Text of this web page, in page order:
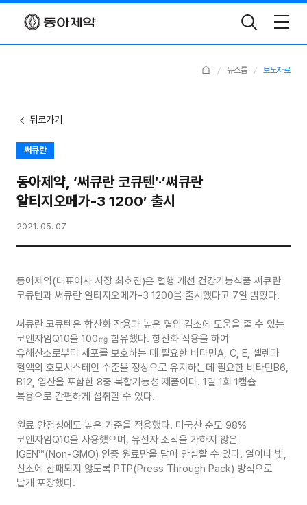
Toggle
Search
Home 뉴스룸 보도자료
뒤로가기
써큐란
동아제약, ‘써큐란 코큐텐’·’써큐란
알티지오메가-3 1200’ 출시
2021. 05. 07
동아제약(대표이사 사장 최호진)은 혈행 개선 건강기능식품 써큐란
코큐텐과 써큐란 알티지오메가-3 1200을 출시했다고 7일 밝혔다.
써큐란 코큐텐은 항산화 작용과 높은 혈압 감소에 도움을 줄 수 있는
코엔자임Q10을 100㎎ 함유했다. 항산화 작용을 하여
유해산소로부터 세포를 보호하는 데 필요한 비타민A, C, E, 셀렌과
혈액의 호모시스테인 수준을 정상으로 유지하는데 필요한 비타민B6,
B12, 엽산을 포함한 8중 복합기능성 제품이다. 1일 1회 1캡슐
복용으로 간편하게 섭취할 수 있다.
원료 안전성에도 높은 기준을 적용했다. 미국산 순도 98%
코엔자임Q10을 사용했으며, 유전자 조작을 가하지 않은
IGEN™(Non-GMO) 인증 원료만을 담아 안심할 수 있다. 열이나 빛,
산소에 산패되지 않도록 PTP(Press Through Pack) 방식으로
낱개 포장했다.